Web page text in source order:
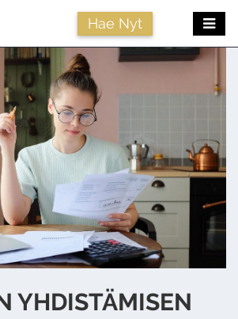
Hae Nyt
YHDISTÄMISEN